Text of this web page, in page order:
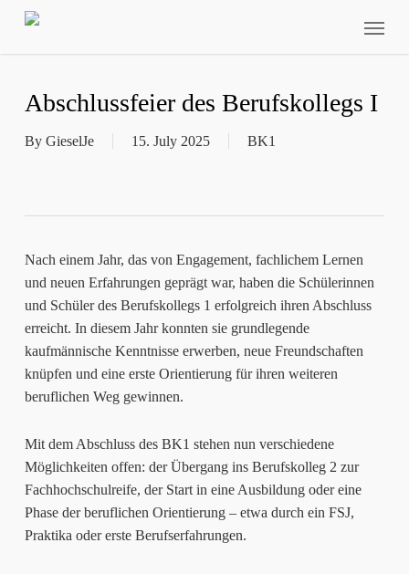
Skip
Abschlussfeier des Berufskollegs I
By GieselJe 15. July 2025 BK1
Nach einem Jahr, das von Engagement, fachlichem Lernen
und neuen Erfahrungen geprägt war, haben die Schülerinnen
und Schüler des Berufskollegs 1 erfolgreich ihren Abschluss
erreicht. In diesem Jahr konnten sie grundlegende
kaufmännische Kenntnisse erwerben, neue Freundschaften
knüpfen und eine erste Orientierung für ihren weiteren
beruflichen Weg gewinnen.
Mit dem Abschluss des BK1 stehen nun verschiedene
Möglichkeiten offen: der Übergang ins Berufskolleg 2 zur
Fachhochschulreife, der Start in eine Ausbildung oder eine
Phase der beruflichen Orientierung – etwa durch ein FSJ,
Praktika oder erste Berufserfahrungen.